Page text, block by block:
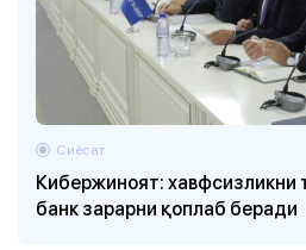
Кибержиноят: хавфсизликни
банк зарарни қоплаб беради
Сиёсат